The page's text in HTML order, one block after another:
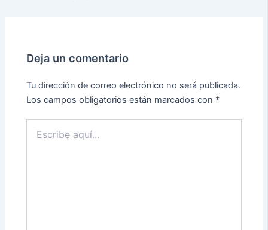
Deja un comentario
Tu dirección de correo electrónico no será publicada.
Los campos obligatorios están marcados con *
aquí...